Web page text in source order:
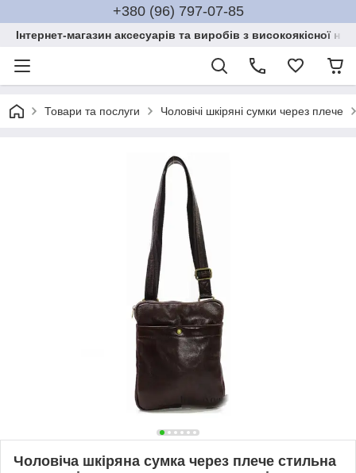
+380 (96) 797-07-85
Інтернет-магазин аксесуарів та виробів з високоякісної
Товари та послуги Чоловічі шкіряні сумки через плече
Чоловіча шкіряна сумка через плече стильна